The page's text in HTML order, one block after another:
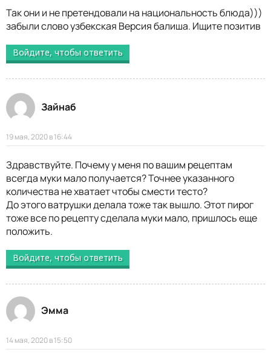
Так они и не претендовали на национальность блюда)))
забыли слово узбекская Версия балиша. Ищите позитив
Войдите, чтобы ответить
Зайнаб
19 мая, 2020 в 16:44
Здравствуйте. Почему у меня по вашим рецептам
всегда муки мало получается? Точнее указанного
количества не хватает чтобы смести тесто?
До этого ватрушки делала тоже так вышло. Этот пирог
тоже все по рецепту сделала муки мало, пришлось еще
положить.
Войдите, чтобы ответить
Эмма
14 мая, 2020 в 15:50